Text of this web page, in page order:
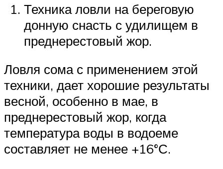
Техника ловли на береговую
донную снасть с удилищем в
преднерестовый жор.
Ловля сома с применением этой
техники, дает хорошие результаты
весной, особенно в мае, в
преднерестовый жор, когда
температура воды в водоеме
составляет не менее +16°С.